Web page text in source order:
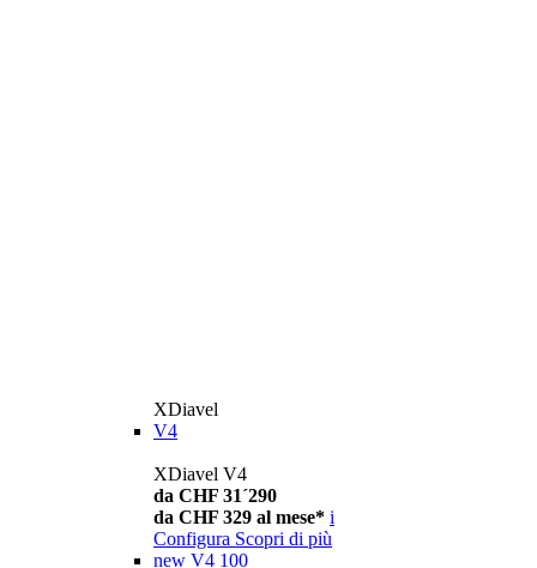
XDiavel
V4
XDiavel V4
da CHF 31´290
da CHF 329 al mese* i
Configura Scopri di più
new V4 100